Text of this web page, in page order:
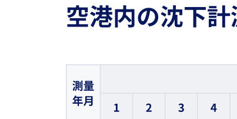
空港内の沈下